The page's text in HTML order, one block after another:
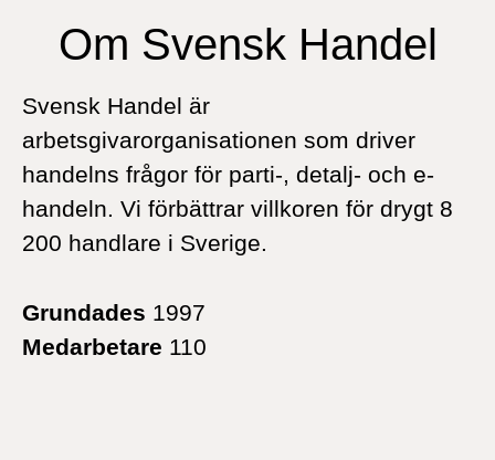
Om Svensk Handel
Svensk Handel är
arbetsgivarorganisationen som driver
handelns frågor för parti-, detalj- och e-
handeln. Vi förbättrar villkoren för drygt 8
200 handlare i Sverige.
Grundades 1997
Medarbetare 110